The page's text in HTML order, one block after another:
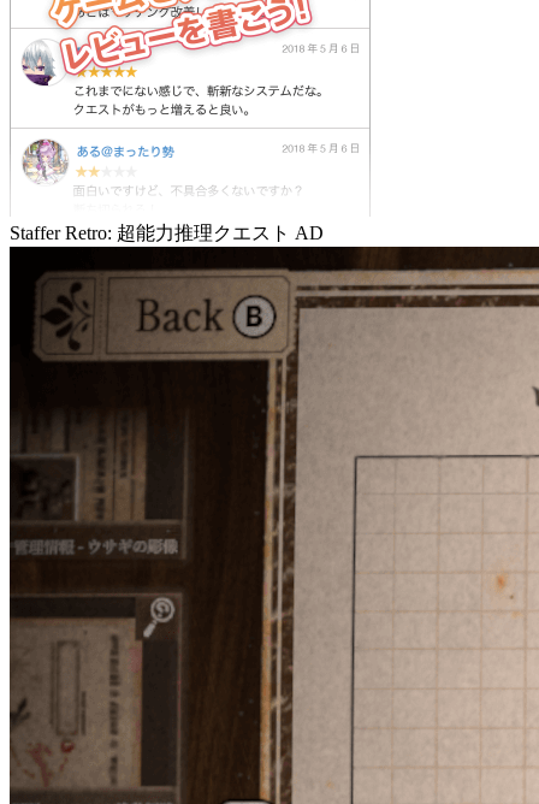
Staffer Retro: 超能力推理クエスト AD